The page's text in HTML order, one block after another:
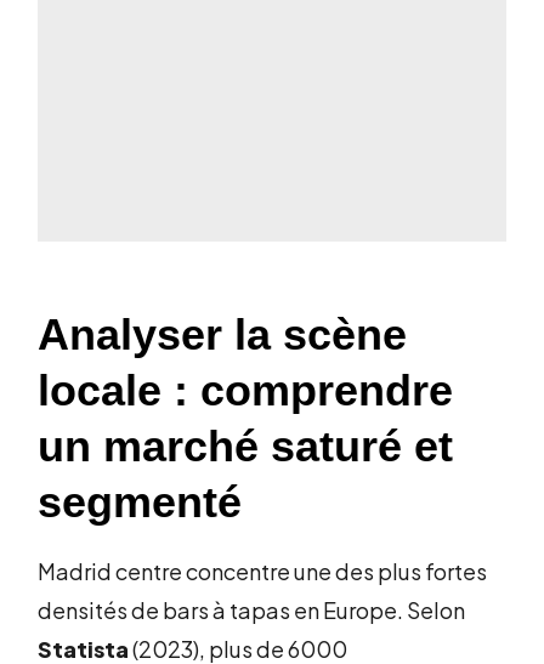
Analyser la scène
locale : comprendre
un marché saturé et
segmenté
Madrid centre concentre une des plus fortes
densités de bars à tapas en Europe. Selon
Statista(2023), plus de 6000